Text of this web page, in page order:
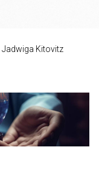
Jadwiga Kitovitz